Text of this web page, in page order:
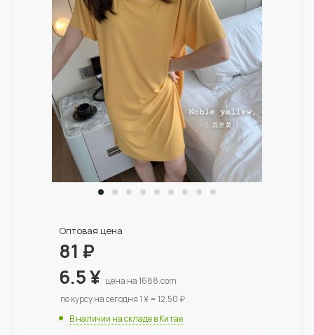
Оптовая цена
81 ₽
6.5¥ цена на 1688.com
по курсу на сегодня 1 ¥ = 12.50 ₽
В наличии на складе в Китае